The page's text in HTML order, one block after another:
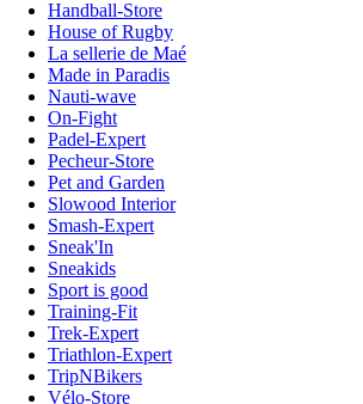
Handball-Store
House of Rugby
La sellerie de Maé
Made in Paradis
Nauti-wave
On-Fight
Padel-Expert
Pecheur-Store
Pet and Garden
Slowood Interior
Smash-Expert
Sneak'In
Sneakids
Sport is good
Training-Fit
Trek-Expert
Triathlon-Expert
TripNBikers
Vélo-Store